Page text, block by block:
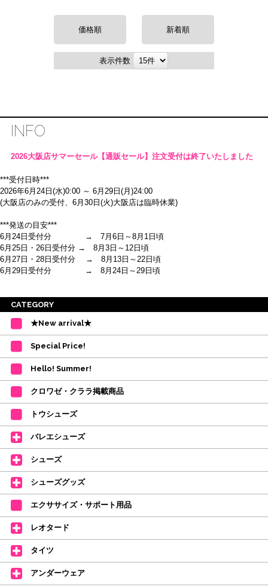
価格順 新着順
表示件数
INFO
2026大阪店サマーセール【通販セール】注文受付は終了いたしました
***受付日時***
2026年6月24日(水)0:00 ～ 6月29日(月)24:00
(大阪店のみの受付、6月30日(火)大阪店は臨時休業)
***発送の目安***
6月24日受付分 → 7月6日～8月1日頃
6月25日・26日受付分 → 8月3日～12日頃
6月27日・28日受付分 → 8月13日～22日頃
6月29日受付分 → 8月24日～29日頃
※ご注意
間を目安として下さい。
・在庫の確保は発送の直前に行います。カートに入れて注文完了となって
ご注文商品が在庫切れの場合は、上記お目安の頃にご連絡させていただき
カード決済をされたお客様は決済金額の変更をさせていただきます。
【ミルバ×たけいみき】オリジナルタオルが新登場!
レッスンのお供にはもちろん、毎日の持ち歩きやギフトにもぴったりのミル
バオリジナルタオルです。
たけいみきさんが描く「夢かわいい」バレエイラストが、そのままタオルに
なりました。
デラロミラノ2026コレクションの販売を開始しました☆
↑ご購入頂いたお客様に、デラロミラノのロゴ入りボールペンをプレゼント
中。
(お一人様1本限りになります)
価格改定のお知らせ
2026年4月1日よりシューズ全般、衣類など商品を値上げしました。
何卒ご理解いただけますようお願い申し上げます
【シューズのフィッティングについて】
CATEGORY
★New arrival★
Special Price!
Hello! Summer!
クロワゼ・クララ掲載商品
トウシューズ
バレエシューズ
シューズ
シューズグッズ
エクササイズ・サポート用品
レオタード
タイツ
アンダーウェア